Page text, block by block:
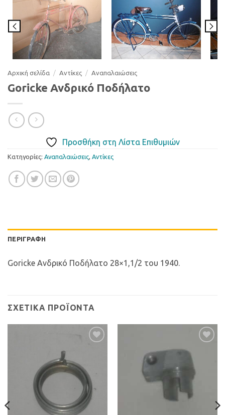
Αρχική σελίδα / Αντίκες / Αναπαλαιώσεις
Goricke Ανδρικό Ποδήλατο
Προσθήκη στη Λίστα Επιθυμιών
Κατηγορίες: Αναπαλαιώσεις, Αντίκες
ΠΕΡΙΓΡΑΦΉ
Goricke Ανδρικό Ποδήλατο 28×1,1/2 του 1940.
ΣΧΕΤΙΚΆ ΠΡΟΪΌΝΤΑ
Επιθυμιών
Προσθήκη
στη Λίστα
Επιθυμιών